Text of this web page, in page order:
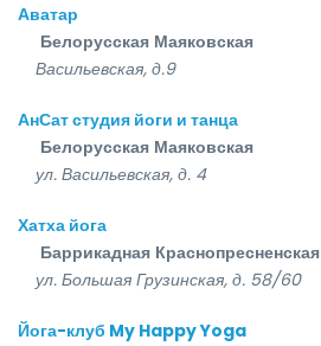
Аватар
Белорусская Маяковская
Васильевская, д.9
АнСат студия йоги и танца
Белорусская Маяковская
ул. Васильевская, д. 4
Хатха йога
Баррикадная Краснопресненская
ул. Большая Грузинская, д. 58/60
Йога-клуб My Happy Yoga